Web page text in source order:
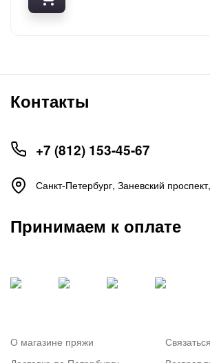
О магазине пряжи
Контакты
+7 (812) 153-45-67
Санкт-Петербург, ​Заневский
Принимаем к оплате